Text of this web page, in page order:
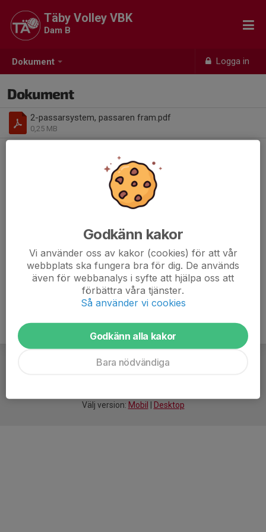
Dokument Logga in
Täby Volley VBK
Dam B
Dokument
2-passarsystem, passaren fram.pdf
0,25 MB
Välj version: Mobil Desktop
Godkänn kakor
Vi använder oss av kakor (cookies) för att vår
webbplats ska fungera bra för dig. De används
även för webbanalys i syfte att hjälpa oss att
förbättra våra tjänster.
Så använder vi cookies
Godkänn alla kakor
Bara nödvändiga